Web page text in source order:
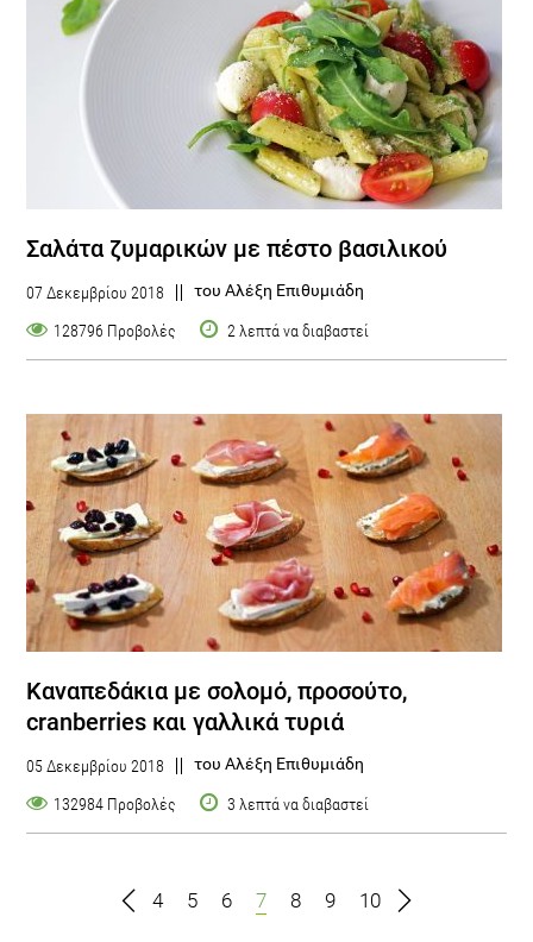
Σαλάτα ζυμαρικών με πέστο βασιλικού
07 Δεκεμβρίου 2018 του Αλέξη Επιθυμιάδη
128796 Προβολές 2 λεπτά να διαβαστεί
Καναπεδάκια με σολομό, προσούτο,
cranberries και γαλλικά τυριά
05 Δεκεμβρίου 2018 του Αλέξη Επιθυμιάδη
132984 Προβολές 3 λεπτά να διαβαστεί
4 5 6 7 8 9 10